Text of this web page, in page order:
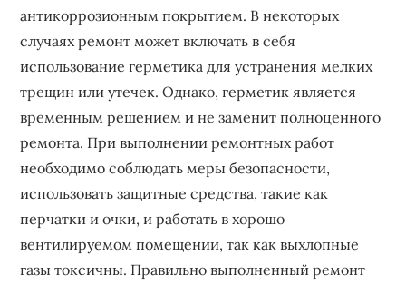
антикоррозионным покрытием. В некоторых
случаях ремонт может включать в себя
использование герметика для устранения мелких
трещин или утечек. Однако, герметик является
временным решением и не заменит полноценного
ремонта. При выполнении ремонтных работ
необходимо соблюдать меры безопасности,
использовать защитные средства, такие как
перчатки и очки, и работать в хорошо
вентилируемом помещении, так как выхлопные
газы токсичны. Правильно выполненный ремонт